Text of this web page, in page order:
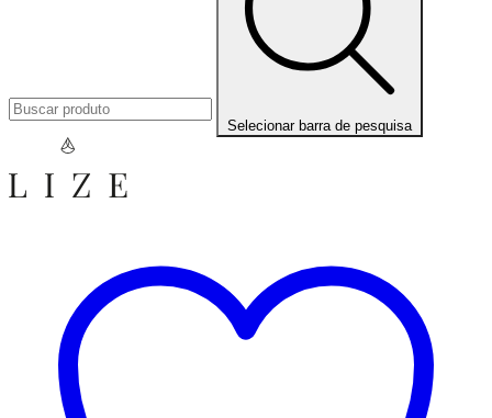
Selecionar barra de pesquisa